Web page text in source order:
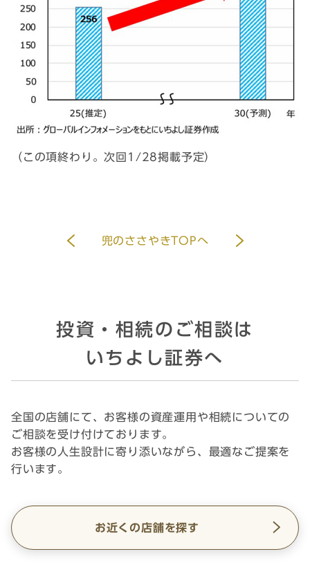
（この項終わり。次回1/28掲載予定）
兜のささやきTOPへ
投資・相続のご相談は
いちよし証券へ
全国の店舗にて、お客様の資産運用や相続についての
ご相談を受け付けております。
お客様の人生設計に寄り添いながら、最適なご提案を
行います。
お近くの店舗を探す